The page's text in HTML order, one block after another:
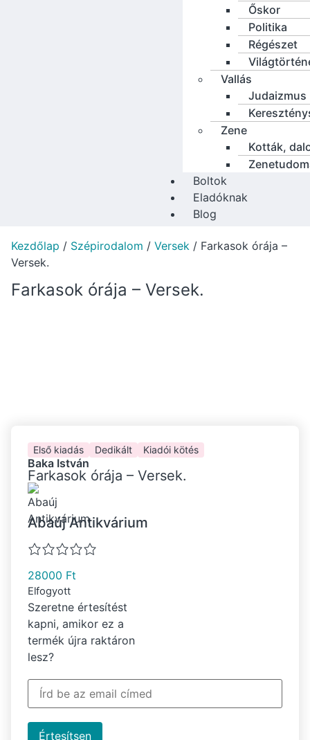
Őskor
Politika
Régészet
Vallás
Judaizmus
Zene
Kották,
Boltok
Eladóknak
Blog
Kezdőlap / Szépirodalom / Versek / Farkasok órája –
Versek.
Farkasok órája – Versek.
Első kiadás Dedikált Kiadói kötés
Baka István
Farkasok órája – Versek.
Abaúj Antikvárium
28000 Ft
Elfogyott
Szeretne értesítést
kapni, amikor ez a
termék újra raktáron
lesz?
Értesítsen